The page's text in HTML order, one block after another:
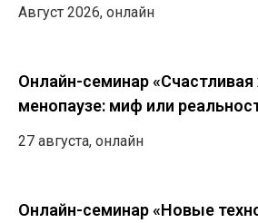
Август 2026, онлайн
Онлайн-семинар
менопаузе: миф или
27 августа, онлайн
Онлайн-семинар «Новые